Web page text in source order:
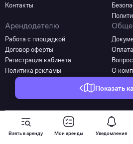
Взять в аренду Мои аренды Уведомления
Показать
Контакты
Арендодателю
Работа с площадкой
Договор оферты
Регистрация кабинета
Политика рекламы
О
©2025 - 2026 Все права защищены